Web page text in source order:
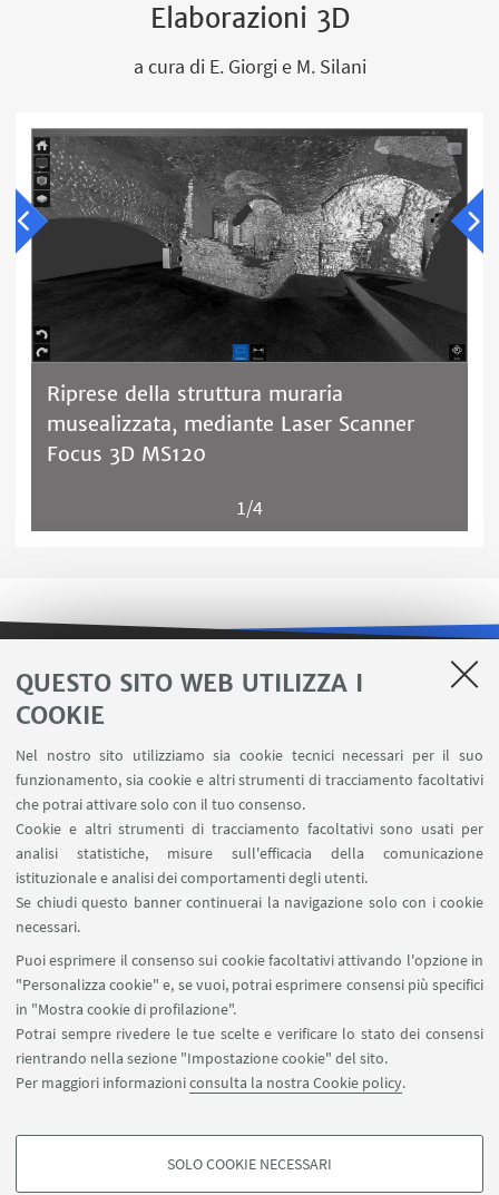
QUESTO SITO WEB UTILIZZA I
COOKIE
Nel nostro sito utilizziamo sia cookie tecnici necessari per il suo
funzionamento, sia cookie e altri strumenti di tracciamento facoltativi
che potrai attivare solo con il tuo consenso.
Cookie e altri strumenti di tracciamento facoltativi sono usati per
analisi statistiche, misure sull'efficacia della comunicazione
istituzionale e analisi dei comportamenti degli utenti.
Se chiudi questo banner continuerai la navigazione solo con i cookie
necessari.
Puoi esprimere il consenso sui cookie facoltativi attivando l'opzione in
"Personalizza cookie" e, se vuoi, potrai esprimere consensi più specifici
in "Mostra cookie di profilazione".
Potrai sempre rivedere le tue scelte e verificare lo stato dei consensi
rientrando nella sezione "Impostazione cookie" del sito.
Per maggiori informazioniconsulta la nostra Cookie policy.
COOKIE DI PROFILAZIONE - FACOLTATIVI
SOLO COOKIE NECESSARI
Elaborazioni 3D
a cura di E. Giorgi e M. Silani
Riprese della struttura muraria
musealizzata, mediante Laser Scanner
Focus 3D MS120
1/4
LINK UTILI
Contatti
Carta dei servizi
SEGUI IL DIPARTIMENTO SU:
SEGUI UNIBO SU:
APP: